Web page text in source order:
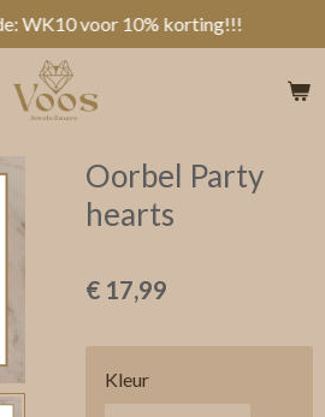
WK10 voor 10% korting!!!
Oorbel Party
hearts
€ 17,99
Kleur